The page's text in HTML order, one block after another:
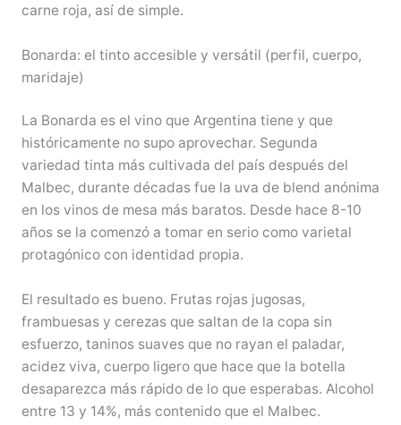
carne roja, así de simple.
Bonarda: el tinto accesible y versátil (perfil, cuerpo,
maridaje)
La Bonarda es el vino que Argentina tiene y que
históricamente no supo aprovechar. Segunda
variedad tinta más cultivada del país después del
Malbec, durante décadas fue la uva de blend anónima
en los vinos de mesa más baratos. Desde hace 8-10
años se la comenzó a tomar en serio como varietal
protagónico con identidad propia.
El resultado es bueno. Frutas rojas jugosas,
frambuesas y cerezas que saltan de la copa sin
esfuerzo, taninos suaves que no rayan el paladar,
acidez viva, cuerpo ligero que hace que la botella
desaparezca más rápido de lo que esperabas. Alcohol
entre 13 y 14%, más contenido que el Malbec.